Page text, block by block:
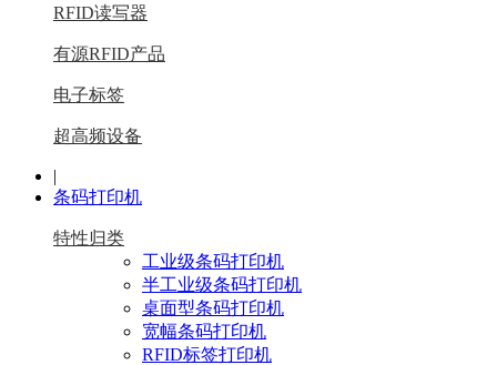
RFID读写器
有源RFID产品
电子标签
超高频设备
|
条码打印机
特性归类
工业级条码打印机
半工业级条码打印机
桌面型条码打印机
宽幅条码打印机
RFID标签打印机